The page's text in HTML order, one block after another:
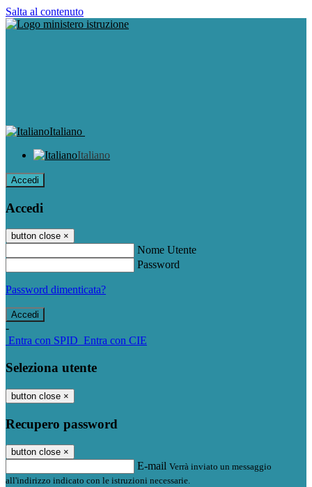
Salta al contenuto
Italiano
Italiano
Accedi
Accedi
button close ×
Nome Utente
Password
Password dimenticata?
-
Entra con SPID Entra con CIE
Seleziona utente
button close ×
Recupero password
button close ×
E-mail Verrà inviato un messaggio
all'indirizzo indicato con le istruzioni necessarie.